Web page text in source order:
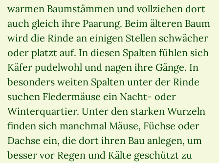
warmen Baumstämmen und vollziehen dort
auch gleich ihre Paarung. Beim älteren Baum
wird die Rinde an einigen Stellen schwächer
oder platzt auf. In diesen Spalten fühlen sich
Käfer pudelwohl und nagen ihre Gänge. In
besonders weiten Spalten unter der Rinde
suchen Fledermäuse ein Nacht- oder
Winterquartier. Unter den starken Wurzeln
finden sich manchmal Mäuse, Füchse oder
Dachse ein, die dort ihren Bau anlegen, um
besser vor Regen und Kälte geschützt zu